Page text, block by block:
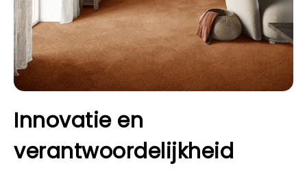
Innovatie en
verantwoordelijkheid